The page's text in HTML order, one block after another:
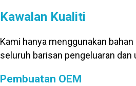
Kawalan Kualiti
Kami hanya menggunakan
seluruh barisan pengeluaran
Pembuatan OEM